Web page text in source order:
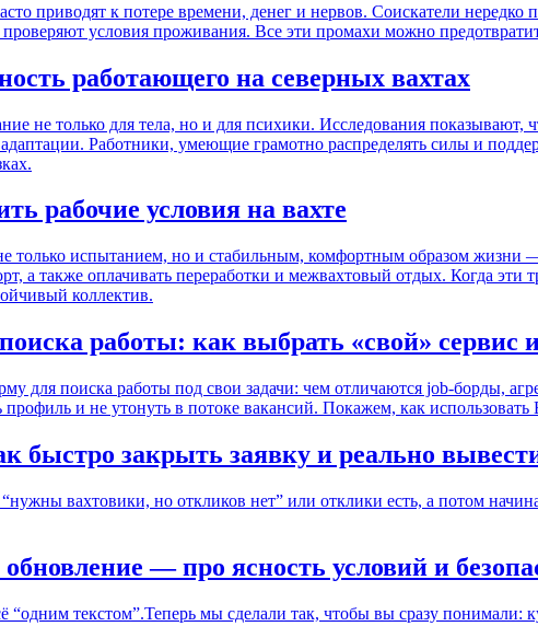
приводят к потере времени, денег и нервов. Соискатели нередко
условия проживания. Все эти промахи можно
работающего на северных вахтах
не только для тела, но и для психики. Исследования показывают,
Работники, умеющие грамотно распределять силы и
рабочие условия на вахте
только испытанием, но и стабильным, комфортным образом жизни
а также оплачивать переработки и межвахтовый отдых. Когда
коллектив.
работы: как выбрать «свой» сервис
для поиска работы под свои задачи: чем отличаются job-борды,
и не утонуть в потоке вакансий. Покажем, как
быстро закрыть заявку и реально
вахтовики, но откликов нет” или отклики есть, а потом
— про ясность условий и
“одним текстом”.Теперь мы сделали так, чтобы вы сразу понимали: